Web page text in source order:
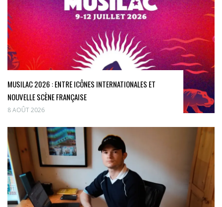
MUSILAC 2026 : ENTRE ICÔNES INTERNATIONALES ET
NOUVELLE SCÈNE FRANÇAISE
8 AOÛT 2026